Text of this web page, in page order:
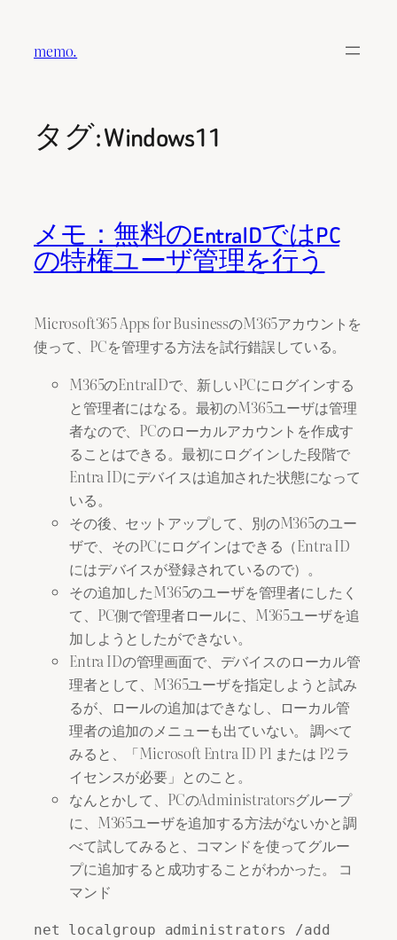
memo.
タグ:Windows11
メモ：無料のEntraIDではPC
の特権ユーザ管理を行う
Microsoft365 Apps for BusinessのM365アカウントを
使って、PCを管理する方法を試行錯誤している。
M365のEntraIDで、新しいPCにログインする
と管理者にはなる。最初のM365ユーザは管理
者なので、PCのローカルアカウントを作成す
ることはできる。最初にログインした段階で
Entra IDにデバイスは追加された状態になって
いる。
その後、セットアップして、別のM365のユー
ザで、そのPCにログインはできる（Entra ID
にはデバイスが登録されているので）。
その追加したM365のユーザを管理者にしたく
て、PC側で管理者ロールに、M365ユーザを追
加しようとしたができない。
Entra IDの管理画面で、デバイスのローカル管
理者として、M365ユーザを指定しようと試み
るが、ロールの追加はできなし、ローカル管
理者の追加のメニューも出ていない。 調べて
みると、「Microsoft Entra ID P1 または P2 ラ
イセンスが必要」とのこと。
なんとかして、PCのAdministratorsグループ
に、M365ユーザを追加する方法がないかと調
べて試してみると、コマンドを使ってグルー
プに追加すると成功することがわかった。 コ
マンド
net localgroup administrators /add